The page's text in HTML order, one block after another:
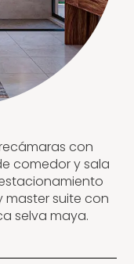
con
comedor y sala
suite con
selva maya.